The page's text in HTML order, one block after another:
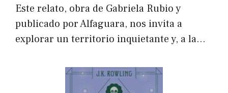
Este relato, obra de Gabriela Rubio y
publicado por Alfaguara, nos invita a
explorar un territorio inquietante y, a la…